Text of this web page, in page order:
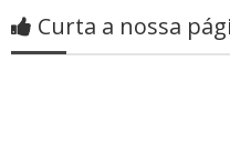
Curta a nossa